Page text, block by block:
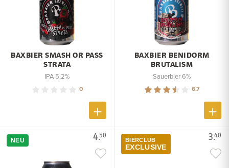
BAXBIER SMASH OR PASS
STRATA
IPA 5,2%
0
BAXBIER BENIDORM
BRUTALISM
Sauerbier 6%
6.7
4.50
NEU 3.40
BIERCLUB
EXCLUSIVE